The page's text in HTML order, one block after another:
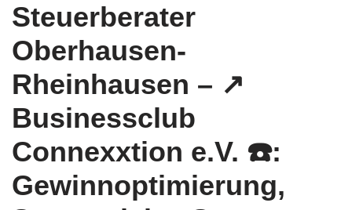
Steuerberater
Oberhausen-
Rheinhausen – ↗️
Businessclub
Connexxtion e.V. ☎️:
Gewinnoptimierung,